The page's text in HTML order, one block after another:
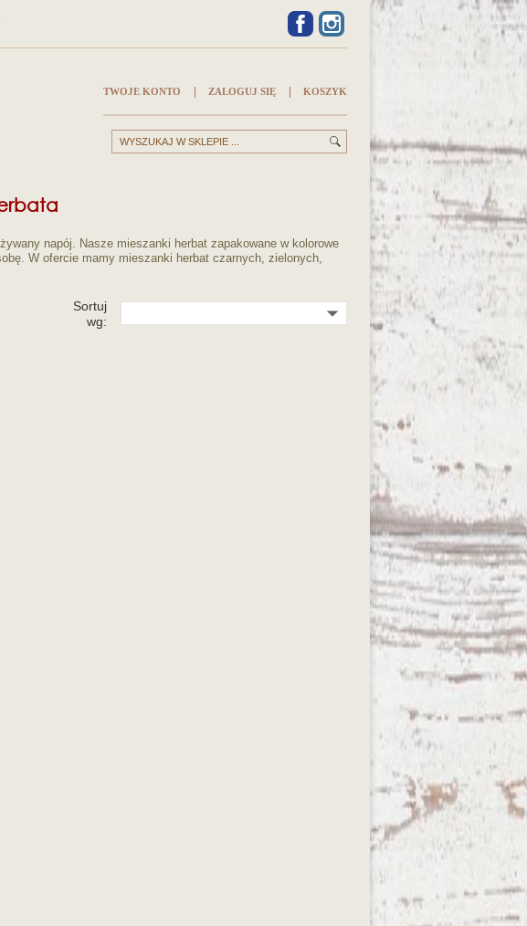
FACEBOOKINSTAGRAM
TWOJE KONTO ZALOGUJ SIĘ KOSZYK
napój. Nasze mieszanki herbat zapakowane w kolorowe
W ofercie mamy mieszanki herbat czarnych, zielonych,
Sortuj
wg:
